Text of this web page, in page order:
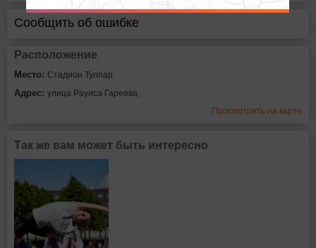
Сообщить об ошибке
Расположение
Место: Стадион Тулпар
Адрес: улица Рауиса Гареева,
Просмотреть на карте
Так же вам может быть интересно